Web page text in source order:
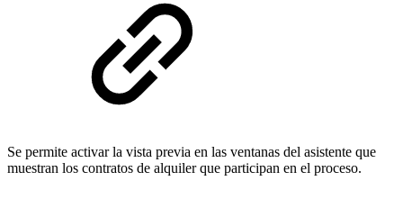
Se permite activar la vista previa en las ventanas del asistente que
muestran los contratos de alquiler que participan en el proceso.